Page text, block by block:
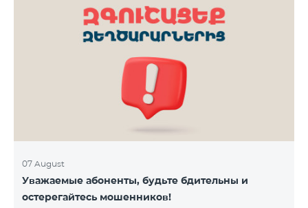
07 August
Уважаемые абоненты, будьте бдительны и
остерегайтесь мошенников!